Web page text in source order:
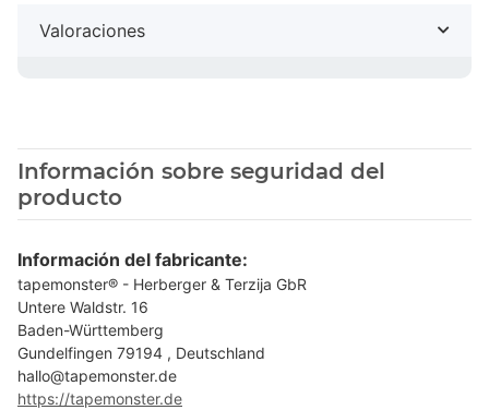
Valoraciones
Información sobre seguridad del
producto
Información del fabricante:
tapemonster® - Herberger & Terzija GbR
Untere Waldstr. 16
Baden-Württemberg
Gundelfingen 79194 , Deutschland
hallo@tapemonster.de
https://tapemonster.de